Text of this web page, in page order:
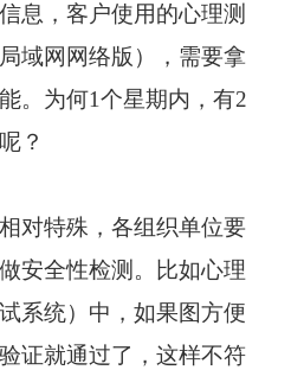
息，客户使用的心理测
域网网络版），需要拿
。为何1个星期内，有2
？
对特殊，各组织单位要
安全性检测。比如心理
系统）中，如果图方便
证就通过了，这样不符